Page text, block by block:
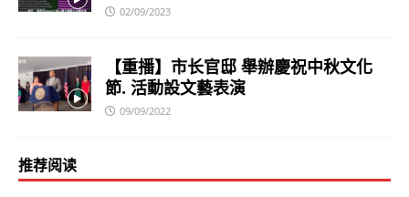
02/09/2023
【重播】市长官邸 舉辦慶祝中秋文化
節. 活動設文藝表演
09/09/2022
推荐阅读